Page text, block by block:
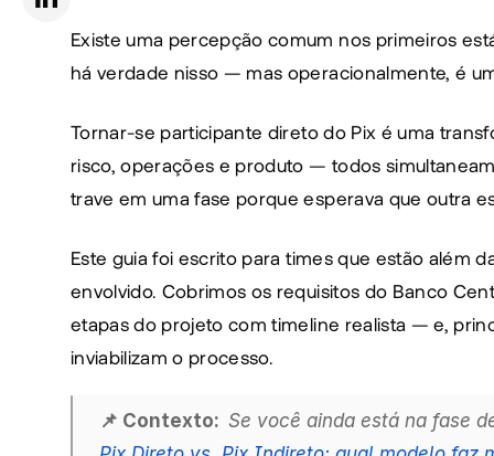
Existe uma percepção comum nos primeiros
há verdade nisso — mas operacionalmente, é
Tornar-se participante direto do Pix é uma
risco, operações e produto — todos
trave em uma fase porque esperava que outra
Este guia foi escrito para times que estão além
envolvido. Cobrimos os requisitos do Banco
etapas do projeto com timeline realista — e,
inviabilizam o processo.
📌 Contexto: